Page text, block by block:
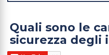
Quali sono le
sicurezza degli